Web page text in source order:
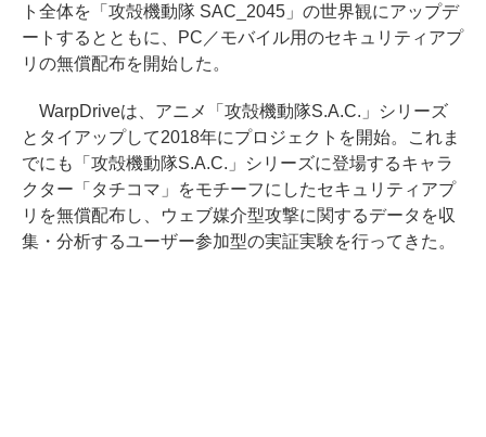
ト全体を「攻殻機動隊 SAC_2045」の世界観にアップデ
ートするとともに、PC／モバイル用のセキュリティアプ
リの無償配布を開始した。
WarpDriveは、アニメ「攻殻機動隊S.A.C.」シリーズ
とタイアップして2018年にプロジェクトを開始。これま
でにも「攻殻機動隊S.A.C.」シリーズに登場するキャラ
クター「タチコマ」をモチーフにしたセキュリティアプ
リを無償配布し、ウェブ媒介型攻撃に関するデータを収
集・分析するユーザー参加型の実証実験を行ってきた。